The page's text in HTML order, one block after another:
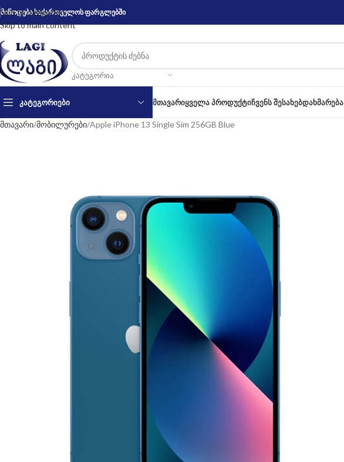
Skip to navigation
Skip to main content
მიწოდება საქართველოს ფარგლებში
ᲙᲐᲢᲔᲒᲝᲠᲘᲐ
ᲙᲐᲢᲔᲒᲝᲠᲘᲔᲑᲘ ᲛᲗᲐᲕᲐᲠᲘᲧᲕᲔᲚᲐ ᲞᲠᲝᲓᲣᲥᲢᲘᲩᲕᲔᲜᲡ ᲨᲔᲡᲐᲮᲔᲑᲓᲐᲮᲛᲐᲠᲔᲑᲐ
მთავარი მობილურები Apple iPhone 13 Single Sim 256GB Blue